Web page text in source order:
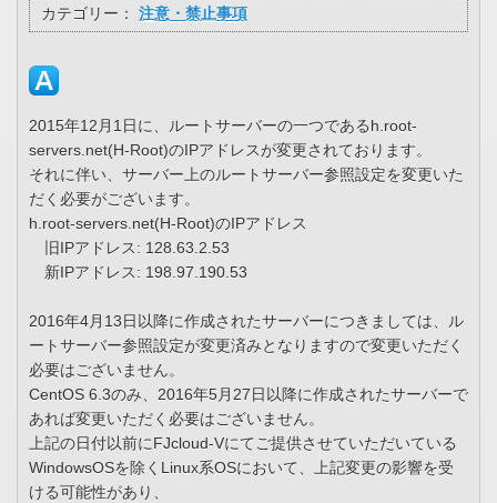
カテゴリー： 注意・禁止事項
2015年12月1日に、ルートサーバーの一つであるh.root-
servers.net(H-Root)のIPアドレスが変更されております。
それに伴い、サーバー上のルートサーバー参照設定を変更いた
だく必要がございます。
h.root-servers.net(H-Root)のIPアドレス
旧IPアドレス: 128.63.2.53
新IPアドレス: 198.97.190.53
2016年4月13日以降に作成されたサーバーにつきましては、ル
ートサーバー参照設定が変更済みとなりますので変更いただく
必要はございません。
CentOS 6.3のみ、2016年5月27日以降に作成されたサーバーで
あれば変更いただく必要はございません。
上記の日付以前にFJcloud-Vにてご提供させていただいている
WindowsOSを除くLinux系OSにおいて、上記変更の影響を受
ける可能性があり、